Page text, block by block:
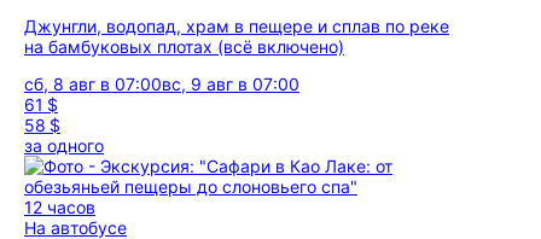
Джунгли, водопад, храм в пещере и сплав по реке
на бамбуковых плотах (всё включено)
сб, 8 авг в 07:00вс, 9 авг в 07:00
61 $
58 $
за одного
12 часов
На автобусе